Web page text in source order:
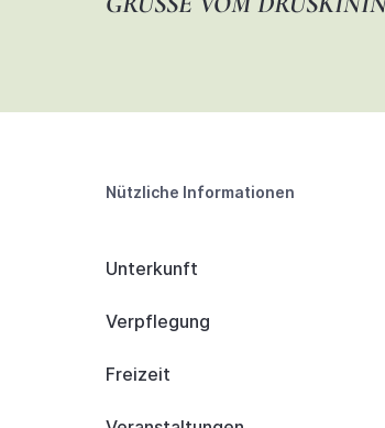
Nützliche Informationen
Unterkunft
Verpflegung
Freizeit